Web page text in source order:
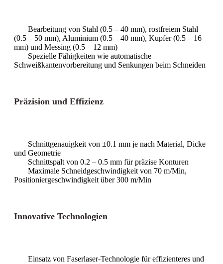
Bearbeitung von Stahl (0.5 – 40 mm), rostfreiem Stahl
(0.5 – 50 mm), Aluminium (0.5 – 40 mm), Kupfer (0.5 – 16
mm) und Messing (0.5 – 12 mm)
Spezielle Fähigkeiten wie automatische
Schweißkantenvorbereitung und Senkungen beim Schneiden
Präzision und Effizienz
Schnittgenauigkeit von ±0.1 mm je nach Material, Dicke
und Geometrie
Schnittspalt von 0.2 – 0.5 mm für präzise Konturen
Maximale Schneidgeschwindigkeit von 70 m/Min,
Positioniergeschwindigkeit über 300 m/Min
Innovative Technologien
Einsatz von Faserlaser-Technologie für effizienteres und